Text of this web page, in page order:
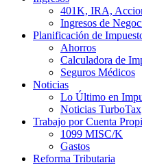
401K, IRA,
Ingresos de
Planificación de
Ahorros
Calculadora de
Seguros Médicos
Noticias
Lo Último en
Noticias TurboTax
Trabajo por Cuenta
1099 MISC/K
Gastos
Reforma Tributaria